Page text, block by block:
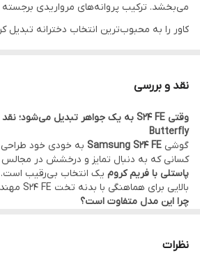
می‌بخشد. ترکیب پروانه‌های مرواریدی برجسته
کاور را به محبوب‌ترین انتخاب دخترانه تبدیل
نقد و بررسی
Butterfly
گوشی Samsung S24 FE به خودی خود طراحی
کسانی که به دنبال تمایز و درخشش در
پاستلی با فریم کروم یک انتخاب بی‌رقیب
بالایی برای هماهنگی با بدنه تخت S24 FE مهندسی شده است.
چرا این مدل متفاوت است؟
پوشانده شده که جلوه‌ای فلزی و آینه‌ای دارد.
نظرات